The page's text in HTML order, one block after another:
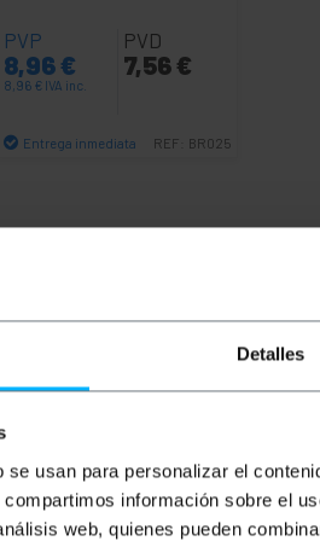
Detalles
usan para personalizar el
información sobre el
web, quienes pueden
PVP
8,96€
8,96 € IVA inc.
PVD
7,56 €
Entrega inmediata REF: BR025
eléctricas y derivaciones.